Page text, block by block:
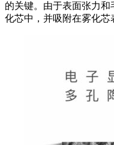
的关键。由于表面张力
化芯中，并吸附在雾化芯